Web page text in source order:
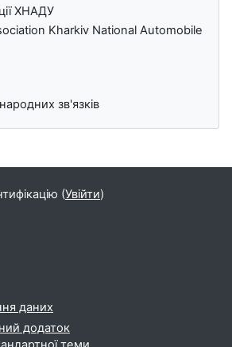
ХНАДУ
Kharkiv National Automobile
зв'язків
(Увійти)
даних
додаток